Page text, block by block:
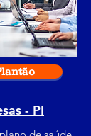
- PI